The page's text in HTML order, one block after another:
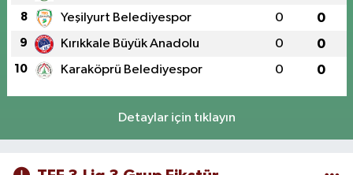
8 Yeşilyurt Belediyespor 0 0
9 Kırıkkale Büyük Anadolu 0 0
10 Karaköprü Belediyespor 0 0
Detaylar için tıklayın